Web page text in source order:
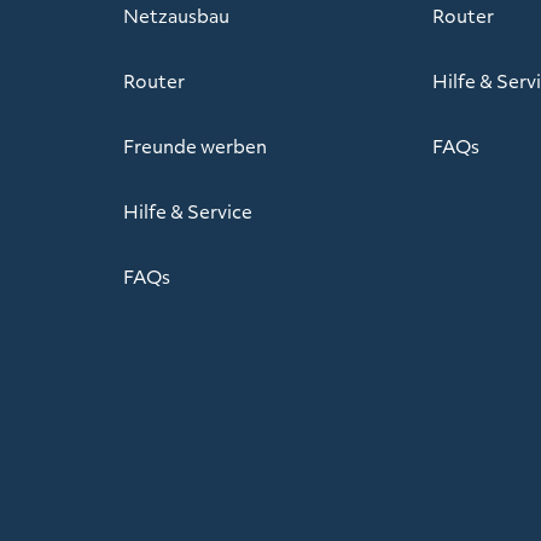
Netzausbau
Router
Freunde werben
Hilfe & Service
FAQs
Router
Hilfe &
FAQs